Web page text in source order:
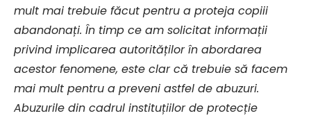
mult mai trebuie făcut pentru a proteja copiii
abandonați. În timp ce am solicitat informații
privind implicarea autorităților în abordarea
acestor fenomene, este clar că trebuie să facem
mai mult pentru a preveni astfel de abuzuri.
Abuzurile din cadrul instituțiilor de protecție